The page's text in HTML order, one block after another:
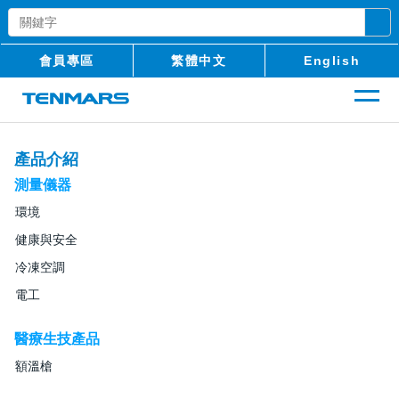
會員專區 繁體中文 English
產品介紹
測量儀器
環境
健康與安全
冷凍空調
電工
醫療生技產品
額溫槍